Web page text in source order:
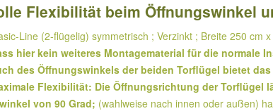
Flexibilität beim Öffnungswinkel
Line (2-flügelig) symmetrisch ; Verzinkt ; Breite 250 cm
hier kein weiteres Montagematerial für die normale
des Öffnungswinkels der beiden Torflügel bietet
Flexibilität: Die Öffnungsrichtung der Torflügel
von 90 Grad; (wahlweise nach innen oder außen)